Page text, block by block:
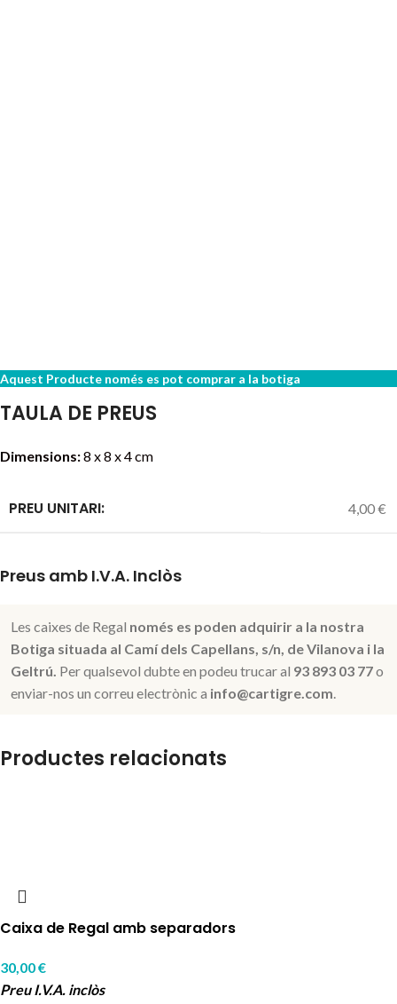
Aquest Producte només es pot comprar a la botiga
TAULA DE PREUS
Dimensions:8 x 8 x 4 cm
PREU UNITARI: 4,00 €
Preus amb I.V.A. Inclòs
Les caixes de Regal només es poden adquirir a la nostra
Botiga situada al Camí dels Capellans, s/n, de Vilanova i la
Geltrú. Per qualsevol dubte en podeu trucar al 93 893 03 77o
enviar-nos un correu electrònic a info@cartigre.com.
Productes relacionats
Caixa de Regal amb separadors
30,00€
Preu I.V.A. inclòs